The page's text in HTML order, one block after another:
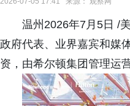
温州2026年7月5日 /
政府代表、业界嘉宾和媒
资，由希尔顿集团管理运